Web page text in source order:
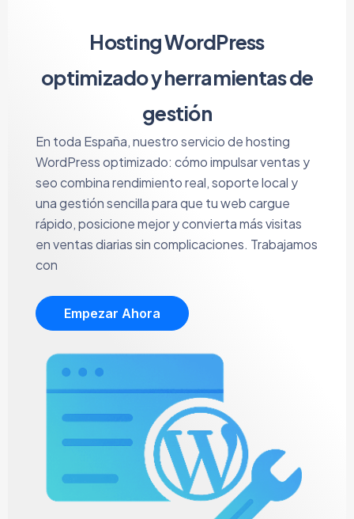
Hosting WordPress
optimizado y herramientas de
gestión
En toda España, nuestro servicio de hosting
WordPress optimizado: cómo impulsar ventas y
seo combina rendimiento real, soporte local y
una gestión sencilla para que tu web cargue
rápido, posicione mejor y convierta más visitas
en ventas diarias sin complicaciones. Trabajamos
con
Empezar Ahora